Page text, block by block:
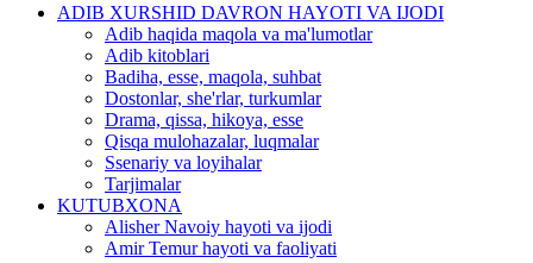
ADIB XURSHID DAVRON HAYOTI VA IJODI
Adib haqida maqola va ma'lumotlar
Adib kitoblari
Badiha, esse, maqola, suhbat
Dostonlar, she'rlar, turkumlar
Drama, qissa, hikoya, esse
Qisqa mulohazalar, luqmalar
Ssenariy va loyihalar
Tarjimalar
KUTUBXONA
Alisher Navoiy hayoti va ijodi
Amir Temur hayoti va faoliyati